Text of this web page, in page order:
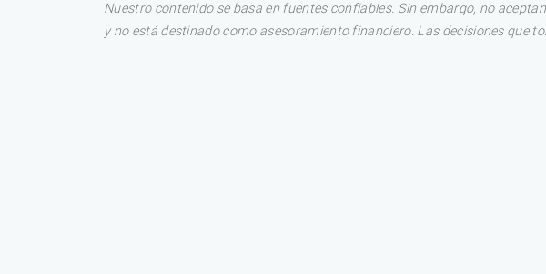
Nuestro contenido se basa en fuentes confiables. Sin embargo, no
y no está destinado como asesoramiento financiero. Las decisiones que